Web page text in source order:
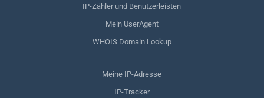
IP-Zähler und Benutzerleisten
Mein UserAgent
WHOIS Domain Lookup
Meine IP-Adresse
IP-Tracker